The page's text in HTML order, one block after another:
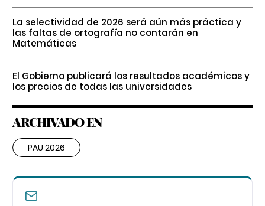
La selectividad de 2026 será aún más práctica y
las faltas de ortografía no contarán en
Matemáticas
El Gobierno publicará los resultados académicos y
los precios de todas las universidades
ARCHIVADO EN
PAU 2026